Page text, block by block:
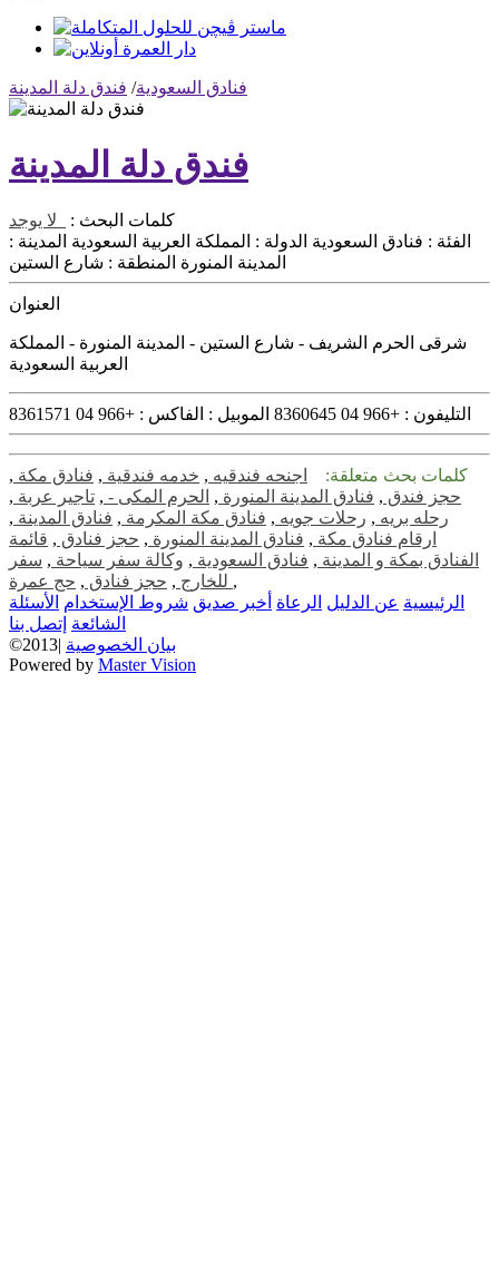
فنادق السعودية/ فندق دلة المدينة
فندق دلة المدينة
كلمات البحث :
لا يوجد
الفئة : فنادق السعودية الدولة : المملكة العربية السعودية المدينة :
المدينة المنورة المنطقة : شارع الستين
العنوان
شرقى الحرم الشريف - شارع الستين - المدينة المنورة - المملكة
العربية السعودية
التليفون : +966 04 8360645 الموبيل : الفاكس : +966 04 8361571
كلمات بحث متعلقة: اجنحه فندقيه , خدمه فندقية , فنادق مكة ,
حجز فندق , فنادق المدينة المنورة , الحرم المكى - , تاجير عربة ,
رحله بريه , رحلات جويه , فنادق مكة المكرمة , فنادق المدينة ,
ارقام فنادق مكة , فنادق المدينة المنورة , حجز فنادق , قائمة
الفنادق بمكة و المدينة , فنادق السعودية , وكالة سفر سياحة , سفر
للخارج , حجز فنادق ,
,
الرئيسية عن الدليل الرعاة أخبر صديق شروط الإستخدام الأسئلة
الشائعة إتصل بنا
©2013| بيان الخصوصية
Powered by Master Vision